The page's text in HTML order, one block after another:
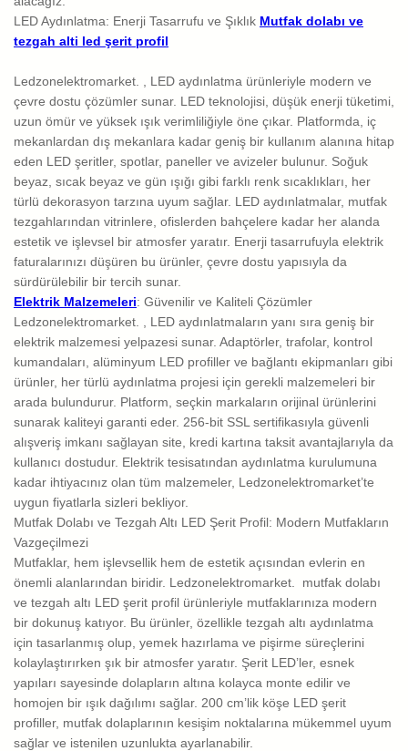
LED Aydınlatma: Enerji Tasarrufu ve Şıklık Mutfak dolabı ve
tezgah alti led şerit profil
Ledzonelektromarket. , LED aydınlatma ürünleriyle modern ve
çevre dostu çözümler sunar. LED teknolojisi, düşük enerji tüketimi,
uzun ömür ve yüksek ışık verimliliğiyle öne çıkar. Platformda, iç
mekanlardan dış mekanlara kadar geniş bir kullanım alanına hitap
eden LED şeritler, spotlar, paneller ve avizeler bulunur. Soğuk
beyaz, sıcak beyaz ve gün ışığı gibi farklı renk sıcaklıkları, her
türlü dekorasyon tarzına uyum sağlar. LED aydınlatmalar, mutfak
tezgahlarından vitrinlere, ofislerden bahçelere kadar her alanda
estetik ve işlevsel bir atmosfer yaratır. Enerji tasarrufuyla elektrik
faturalarınızı düşüren bu ürünler, çevre dostu yapısıyla da
sürdürülebilir bir tercih sunar.
Elektrik Malzemeleri: Güvenilir ve Kaliteli Çözümler
Ledzonelektromarket. , LED aydınlatmaların yanı sıra geniş bir
elektrik malzemesi yelpazesi sunar. Adaptörler, trafolar, kontrol
kumandaları, alüminyum LED profiller ve bağlantı ekipmanları gibi
ürünler, her türlü aydınlatma projesi için gerekli malzemeleri bir
arada bulundurur. Platform, seçkin markaların orijinal ürünlerini
sunarak kaliteyi garanti eder. 256-bit SSL sertifikasıyla güvenli
alışveriş imkanı sağlayan site, kredi kartına taksit avantajlarıyla da
kullanıcı dostudur. Elektrik tesisatından aydınlatma kurulumuna
kadar ihtiyacınız olan tüm malzemeler, Ledzonelektromarket’te
uygun fiyatlarla sizleri bekliyor.
Mutfak Dolabı ve Tezgah Altı LED Şerit Profil: Modern Mutfakların
Vazgeçilmezi
Mutfaklar, hem işlevsellik hem de estetik açısından evlerin en
önemli alanlarından biridir. Ledzonelektromarket. mutfak dolabı
ve tezgah altı LED şerit profil ürünleriyle mutfaklarınıza modern
bir dokunuş katıyor. Bu ürünler, özellikle tezgah altı aydınlatma
için tasarlanmış olup, yemek hazırlama ve pişirme süreçlerini
kolaylaştırırken şık bir atmosfer yaratır. Şerit LED’ler, esnek
yapıları sayesinde dolapların altına kolayca monte edilir ve
homojen bir ışık dağılımı sağlar. 200 cm’lik köşe LED şerit
profiller, mutfak dolaplarının kesişim noktalarına mükemmel uyum
sağlar ve istenilen uzunlukta ayarlanabilir.